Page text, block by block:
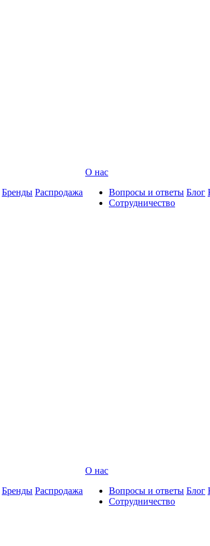
Бренды Распродажа
О нас
Вопросы и ответы
Сотрудничество
Блог
Бренды Распродажа
О нас
Вопросы и ответы
Сотрудничество
Блог